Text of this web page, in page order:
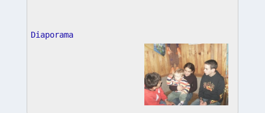
Diaporama